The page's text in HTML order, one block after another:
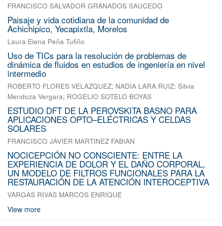
FRANCISCO SALVADOR GRANADOS SAUCEDO
Paisaje y vida cotidiana de la comunidad de
Achichipico, Yecapixtla, Morelos
Laura Elena Peña Tufiño
Uso de TICs para la resolución de problemas de
dinámica de fluidos en estudios de ingeniería en nivel
intermedio
ROBERTO FLORES VELAZQUEZ; NADIA LARA RUIZ; Silvia
Mendoza Vergara; ROGELIO SOTELO BOYAS
ESTUDIO DFT DE LA PEROVSKITA BASNO PARA
APLICACIONES OPTO–ELÉCTRICAS Y CELDAS
SOLARES
FRANCISCO JAVIER MARTINEZ FABIAN
NOCICEPCIÓN NO CONSCIENTE: ENTRE LA
EXPERIENCIA DE DOLOR Y EL DAÑO CORPORAL,
UN MODELO DE FILTROS FUNCIONALES PARA LA
RESTAURACIÓN DE LA ATENCIÓN INTEROCEPTIVA
VARGAS RIVAS MARCOS ENRIQUE
View more